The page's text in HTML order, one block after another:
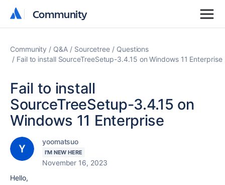
Community
Community
Community Q&A Sourcetree
Questions
Fail to install SourceTreeSetup-3.4.15 on Windows 11 Enterprise
Fail to install
SourceTreeSetup-3.4.15 on
Windows 11 Enterprise
yoomatsuo
I'M NEW HERE
November 16, 2023
Hello,